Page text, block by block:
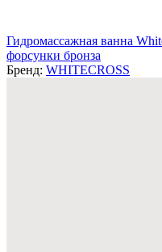
Гидромассажная ванна
форсунки бронза
Бренд: WHITECROSS